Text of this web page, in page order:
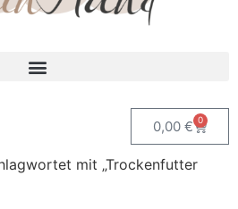
0,00 € 0
mit „Trockenfutter